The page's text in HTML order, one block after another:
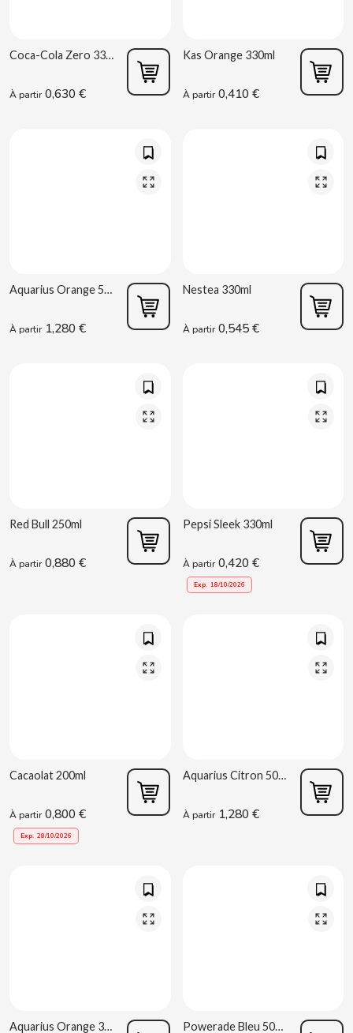
BOP
C
CAFÉ BONKA
CALVO
CASAMAYOR
CERDÁN CARAMELOS
Coca-Cola Zero 330ml
À partir 0,630 €
Kas Orange 330ml
À partir 0,410 €
Aquarius Orange 500ml
À partir1,280 €
Nestea 330ml
À partir 0,545 €
Red Bull 250ml
À partir 0,880 €
Pepsi Sleek 330ml
À partir 0,420 €
Exp. 18/10/2026
Cacaolat 200ml
À partir 0,800 €
Exp. 28/10/2026
Aquarius Citron 500ml
À partir1,280 €
Aquarius Orange 330ml Powerade Bleu 500ml